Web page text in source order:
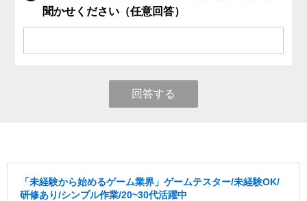
聞かせください（任意回答）
回答する
「未経験から始めるゲーム業界」ゲームテスター/未経験OK/
研修あり/シンプル作業/20~30代活躍中